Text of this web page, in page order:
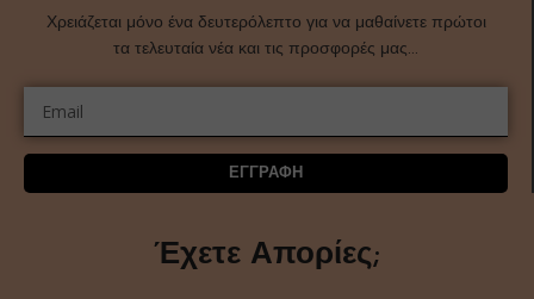
Χρειάζεται μόνο ένα δευτερόλεπτο για να μαθαίνετε πρώτοι
τα τελευταία νέα και τις προσφορές μας…
ΕΓΓΡΑΦΗ
Έχετε Απορίες;